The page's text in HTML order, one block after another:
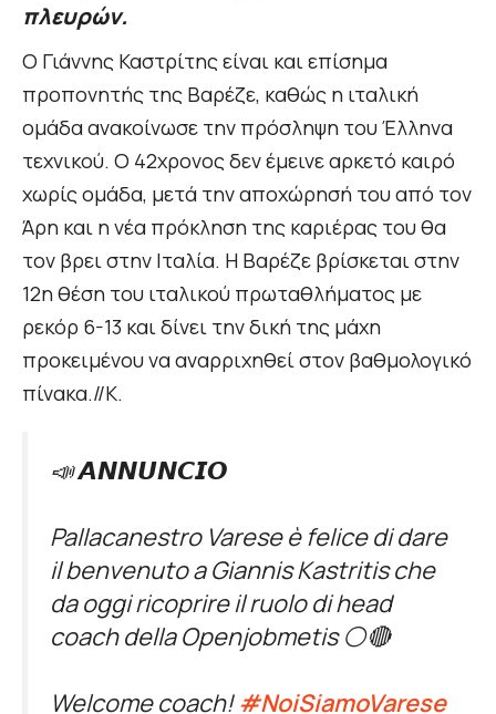
πλευρών.
Ο Γιάννης Καστρίτης είναι και επίσημα
προπονητής της Βαρέζε, καθώς η ιταλική
ομάδα ανακοίνωσε την πρόσληψη του Έλληνα
τεχνικού. Ο 42χρονος δεν έμεινε αρκετό καιρό
χωρίς ομάδα, μετά την αποχώρησή του από τον
Άρη και η νέα πρόκληση της καριέρας του θα
τον βρει στην Ιταλία. Η Βαρέζε βρίσκεται στην
12η θέση του ιταλικού πρωταθλήματος με
ρεκόρ 6-13 και δίνει την δική της μάχη
προκειμένου να αναρριχηθεί στον βαθμολογικό
πίνακα.//Κ.
📣 𝘼𝙉𝙉𝙐𝙉𝘾𝙄𝙊
Pallacanestro Varese è felice di dare
il benvenuto a Giannis Kastritis che
da oggi ricoprire il ruolo di head
coach della Openjobmetis ⚪️🔴
Welcome coach!#NoiSiamoVarese